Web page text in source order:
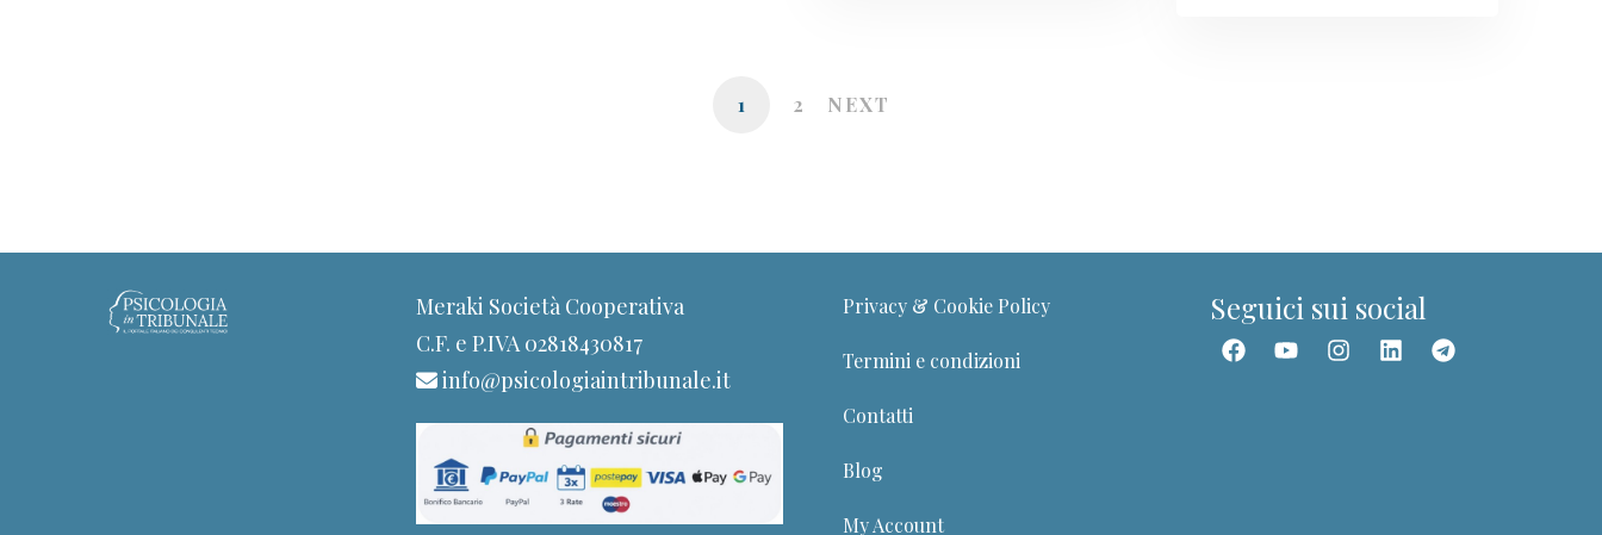
1 2 NEXT
Meraki Società Cooperativa
C.F. e P.IVA 02818430817
info@psicologiaintribunale.it
Privacy & Cookie Policy
Termini e condizioni
Contatti
Blog
My Account
Seguici sui social
📚 Trova un corso 🎥 Webinar